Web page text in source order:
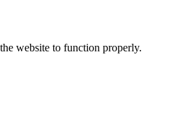
website to function properly.